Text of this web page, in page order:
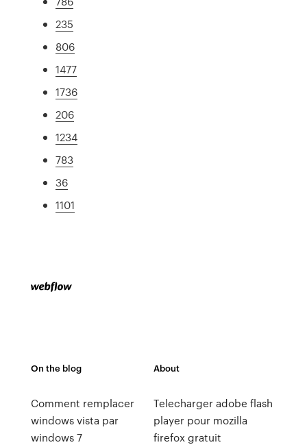
235
806
1477
1736
206
1234
783
36
1101
On the blog
Comment remplacer
windows vista par
windows 7
About
Telecharger adobe flash
player pour mozilla
firefox gratuit